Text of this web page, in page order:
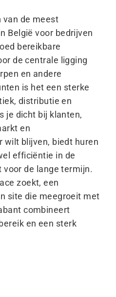
van de meest
België voor bedrijven
bereikbare
de centrale ligging
en andere
is het een sterke
distributie en
je dicht bij klanten,
en
blijven, biedt huren
efficiëntie in de
de lange termijn.
zoekt, een
site die meegroeit met
combineert
en een sterk